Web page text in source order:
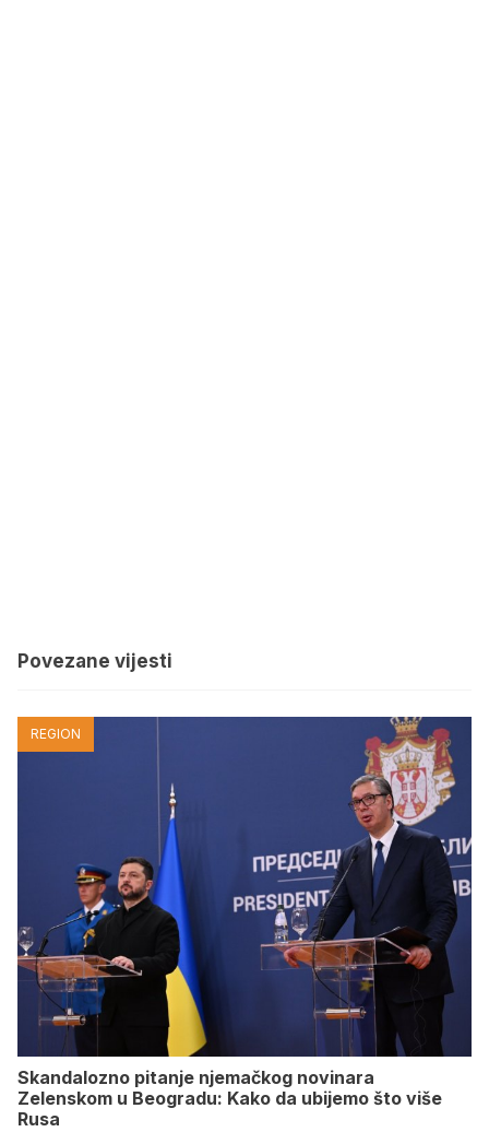
Povezane vijesti
REGION
Skandalozno pitanje njemačkog novinara
Zelenskom u Beogradu: Kako da ubijemo što više
Rusa